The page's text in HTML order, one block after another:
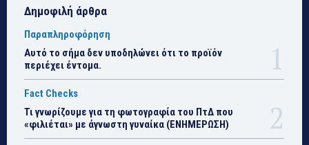
Δημοφιλή άρθρα
Παραπληροφόρηση
Αυτό το σήμα δεν υποδηλώνει ότι το προϊόν
περιέχει έντομα.
Fact Checks
Τι γνωρίζουμε για τη φωτογραφία του ΠτΔ που
«φιλιέται» με άγνωστη γυναίκα (ΕΝΗΜΕΡΩΣΗ)